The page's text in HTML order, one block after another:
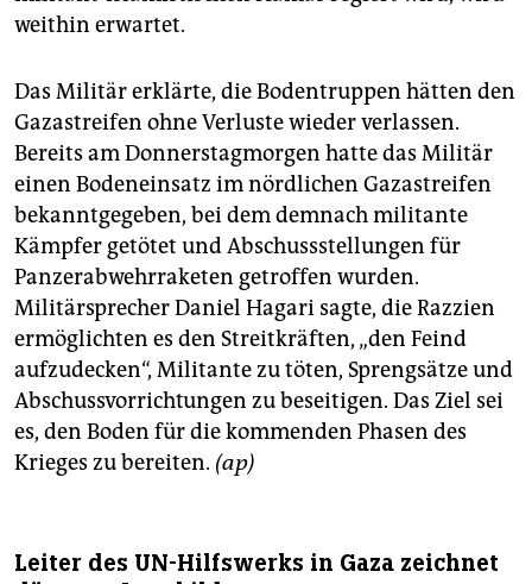
weithin erwartet.
Das Militär erklärte, die Bodentruppen hätten den
Gazastreifen ohne Verluste wieder verlassen.
Bereits am Donnerstagmorgen hatte das Militär
einen Bodeneinsatz im nördlichen Gazastreifen
bekanntgegeben, bei dem demnach militante
Kämpfer getötet und Abschussstellungen für
Panzerabwehrraketen getroffen wurden.
Militärsprecher Daniel Hagari sagte, die Razzien
ermöglichten es den Streitkräften, „den Feind
aufzudecken“, Militante zu töten, Sprengsätze und
Abschussvorrichtungen zu beseitigen. Das Ziel sei
es, den Boden für die kommenden Phasen des
Krieges zu bereiten. (ap)
Leiter des UN-Hilfswerks in Gaza zeichnet